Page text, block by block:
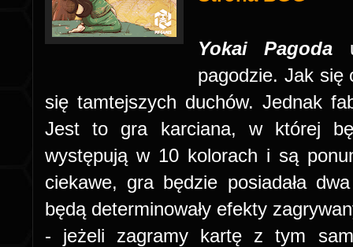
Yokai Pagoda
pagodzie. Jak się
się tamtejszych duchów. Jednak
Jest to gra karciana, w której
występują w 10 kolorach i są
ciekawe, gra będzie posiadała
będą determinowały efekty
- jeżeli zagramy kartę z tym